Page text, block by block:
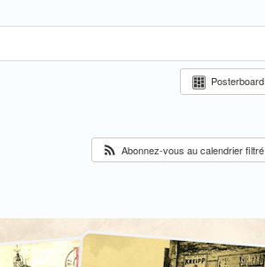
Posterboard
Abonnez-vous au calendrier filtré